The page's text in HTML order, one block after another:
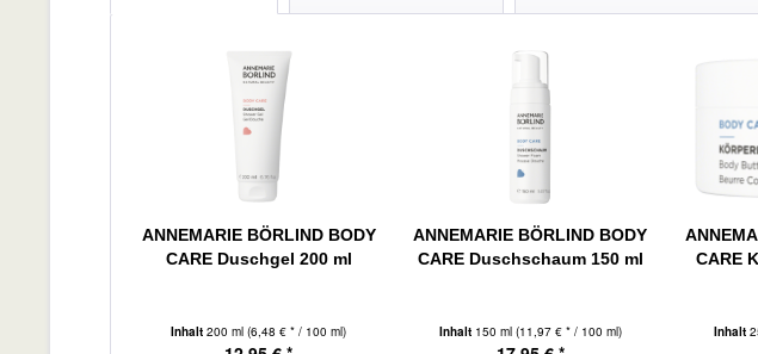
ANNEMARIE BÖRLIND BODY
CARE Duschgel 200 ml
Inhalt200 ml(6,48 € * / 100 ml)
ANNEMARIE BÖRLIND BODY
CARE Duschschaum 150 ml
Inhalt 150 ml (11,97 € * / 100 ml)
CARE
Inhalt